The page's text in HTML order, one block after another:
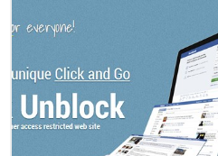
bisa
mengakses
pengaturan
proksi
Anda.